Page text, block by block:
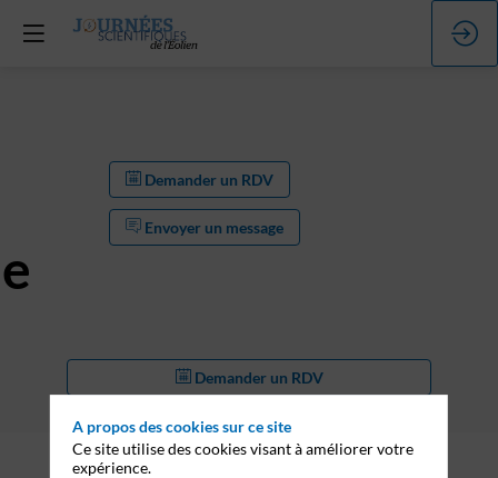
Demander un RDV
Envoyer un message
Demander un RDV
A propos des cookies sur ce site
Ce site utilise des cookies visant à améliorer votre
expérience.